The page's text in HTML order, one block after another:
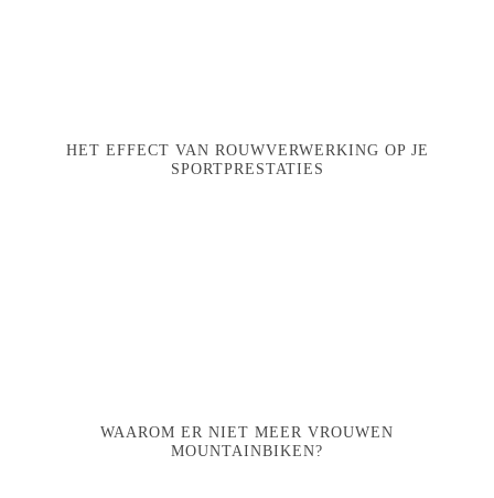
HET EFFECT VAN ROUWVERWERKING OP JE
SPORTPRESTATIES
WAAROM ER NIET MEER VROUWEN
MOUNTAINBIKEN?